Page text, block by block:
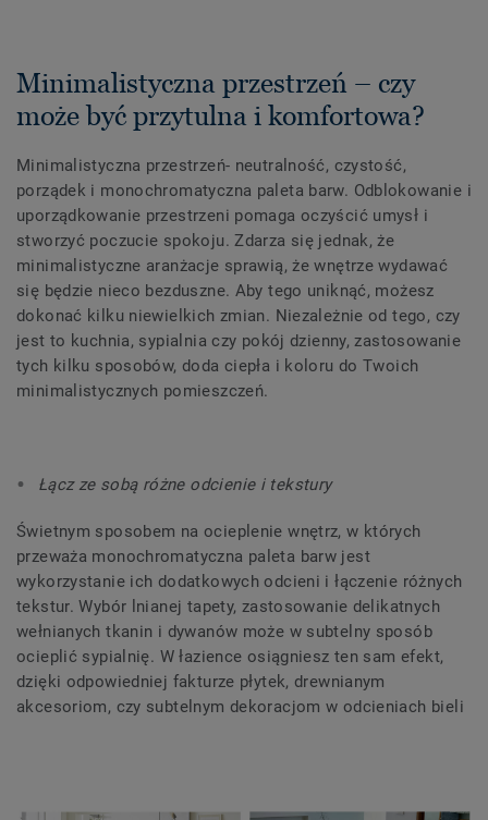
Minimalistyczna przestrzeń – czy
może być przytulna i komfortowa?
Minimalistyczna przestrzeń- neutralność, czystość,
porządek i monochromatyczna paleta barw. Odblokowanie i
uporządkowanie przestrzeni pomaga oczyścić umysł i
stworzyć poczucie spokoju. Zdarza się jednak, że
minimalistyczne aranżacje sprawią, że wnętrze wydawać
się będzie nieco bezduszne. Aby tego uniknąć, możesz
dokonać kilku niewielkich zmian. Niezależnie od tego, czy
jest to kuchnia, sypialnia czy pokój dzienny, zastosowanie
tych kilku sposobów, doda ciepła i koloru do Twoich
minimalistycznych pomieszczeń.
Łącz ze sobą różne odcienie i tekstury
Świetnym sposobem na ocieplenie wnętrz, w których
przeważa monochromatyczna paleta barw jest
wykorzystanie ich dodatkowych odcieni i łączenie różnych
tekstur. Wybór lnianej tapety, zastosowanie delikatnych
wełnianych tkanin i dywanów może w subtelny sposób
ocieplić sypialnię. W łazience osiągniesz ten sam efekt,
dzięki odpowiedniej fakturze płytek, drewnianym
akcesoriom, czy subtelnym dekoracjom w odcieniach bieli